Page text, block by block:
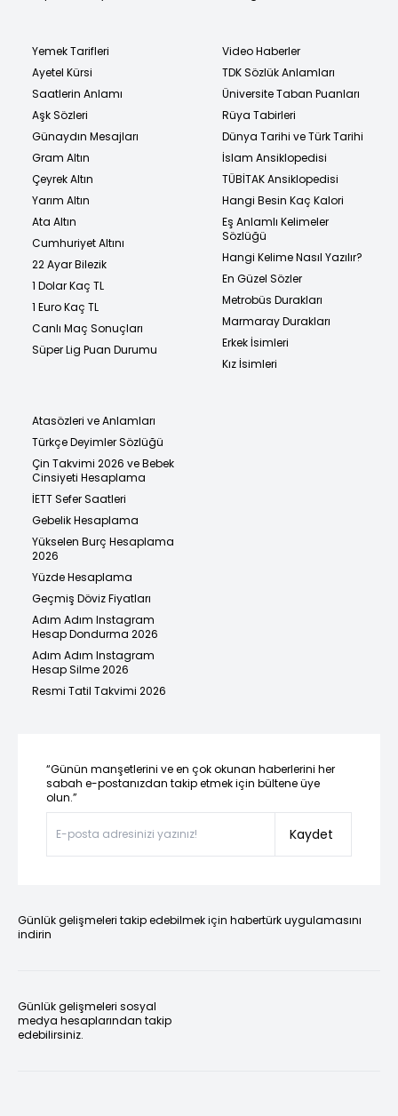
Yemek Tarifleri
Ayetel Kürsi
Saatlerin Anlamı
Aşk Sözleri
Günaydın Mesajları
Gram Altın
Çeyrek Altın
Yarım Altın
Ata Altın
Cumhuriyet Altını
22 Ayar Bilezik
1 Dolar Kaç TL
1 Euro Kaç TL
Canlı Maç Sonuçları
Süper Lig Puan Durumu
Video Haberler
TDK Sözlük Anlamları
Üniversite Taban Puanları
Rüya Tabirleri
Dünya Tarihi ve Türk Tarihi
İslam Ansiklopedisi
TÜBİTAK Ansiklopedisi
Hangi Besin Kaç Kalori
Eş Anlamlı Kelimeler
Sözlüğü
Hangi Kelime Nasıl Yazılır?
En Güzel Sözler
Metrobüs Durakları
Marmaray Durakları
Erkek İsimleri
Kız İsimleri
Atasözleri ve Anlamları
Türkçe Deyimler Sözlüğü
Çin Takvimi 2026 ve Bebek
Cinsiyeti Hesaplama
İETT Sefer Saatleri
Gebelik Hesaplama
Yükselen Burç Hesaplama
2026
Yüzde Hesaplama
Geçmiş Döviz Fiyatları
Adım Adım Instagram
Hesap Dondurma 2026
Adım Adım Instagram
Hesap Silme 2026
Resmi Tatil Takvimi 2026
“Günün manşetlerini ve en çok okunan haberlerini her
sabah e-postanızdan takip etmek için bültene üye
olun.”
Kaydet
Günlük gelişmeleri takip edebilmek için habertürk uygulamasını
indirin
Günlük gelişmeleri sosyal
medya hesaplarından takip
edebilirsiniz.